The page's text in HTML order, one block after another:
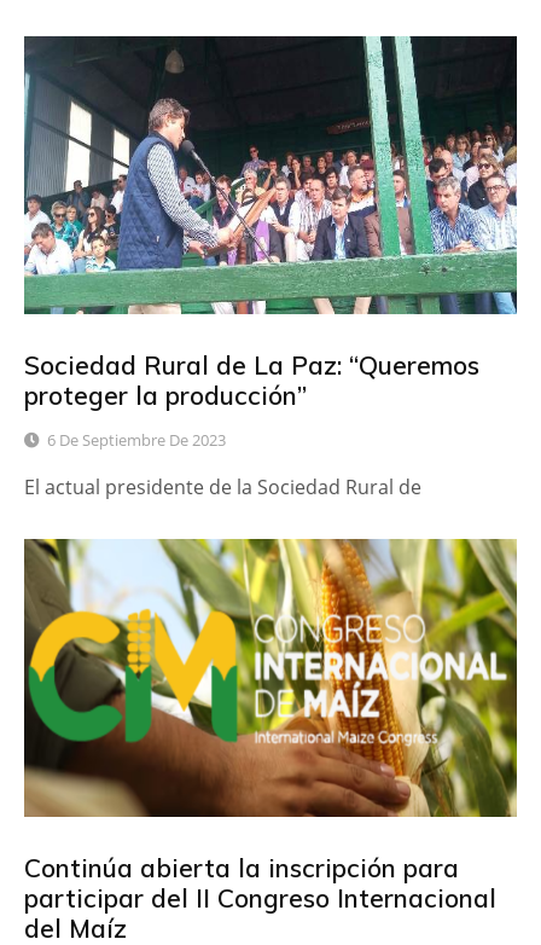
Sociedad Rural de La Paz: “Queremos
proteger la producción”
6 De Septiembre De 2023
El actual presidente de la Sociedad Rural de
Continúa abierta la inscripción para
participar del II Congreso Internacional
del Maíz